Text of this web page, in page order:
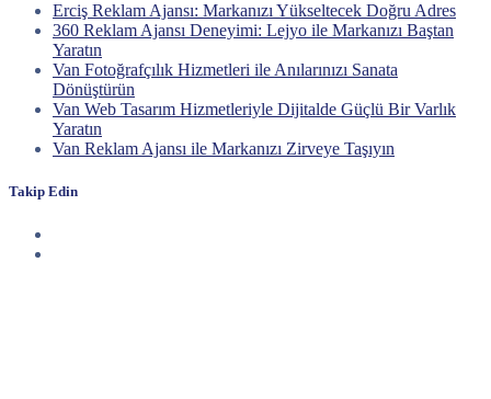
Erciş Reklam Ajansı: Markanızı Yükseltecek Doğru Adres
360 Reklam Ajansı Deneyimi: Lejyo ile Markanızı Baştan
Yaratın
Van Fotoğrafçılık Hizmetleri ile Anılarınızı Sanata
Dönüştürün
Van Web Tasarım Hizmetleriyle Dijitalde Güçlü Bir Varlık
Yaratın
Van Reklam Ajansı ile Markanızı Zirveye Taşıyın
Takip Edin